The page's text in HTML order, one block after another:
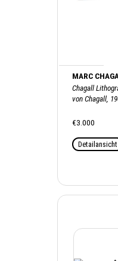
MARC
Chagall
von Chagall,
€3.000
Detailansicht